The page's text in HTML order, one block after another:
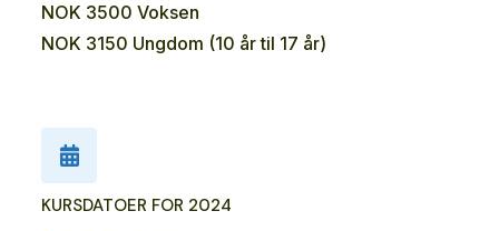
NOK 3500 Voksen
NOK 3150 Ungdom (10 år til 17 år)
KURSDATOER FOR 2024